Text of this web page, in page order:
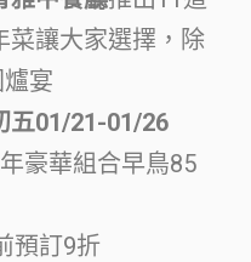
菜讓大家選擇，除
宴
五01/21-01/26
豪華組合早鳥85
預訂9折